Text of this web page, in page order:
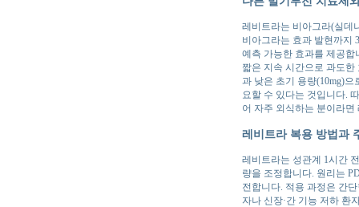
레비트라는 비아그라(실데
비아그라는 효과 발현까지
예측 가능한 효과를 제공합
짧은 지속 시간으로 과도
과 낮은 초기 용량(10mg)
요할 수 있다는 것입니다.
어 자주 외식하는 분이라
레비트라 복용 방법과
레비트라는 성관계 1시간
량을 조정합니다. 원리는
전합니다. 적용 과정은 간
자나 신장·간 기능 저하 환